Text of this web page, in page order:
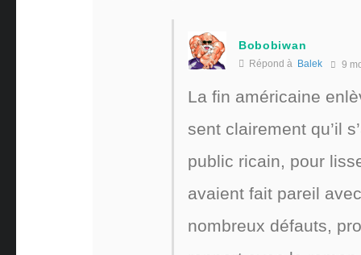
Bobobiwan
Répond à Balek 9
La fin américaine
sent clairement qu’il
public ricain, pour
avaient fait pareil
nombreux défauts,